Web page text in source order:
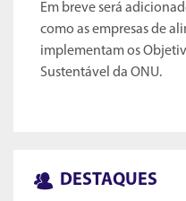
Em breve será
como as empresas de
implementam os
Sustentável da ONU.
DESTAQUES